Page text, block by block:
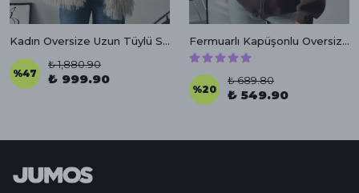
Kadın Oversize Uzun Tüylü Suni Kürk
%47
₺ 1,880.90
₺ 999.90
Fermuarlı Kapüşonlu Oversize Sweatshirt
%20
₺ 689.80
₺ 549.90